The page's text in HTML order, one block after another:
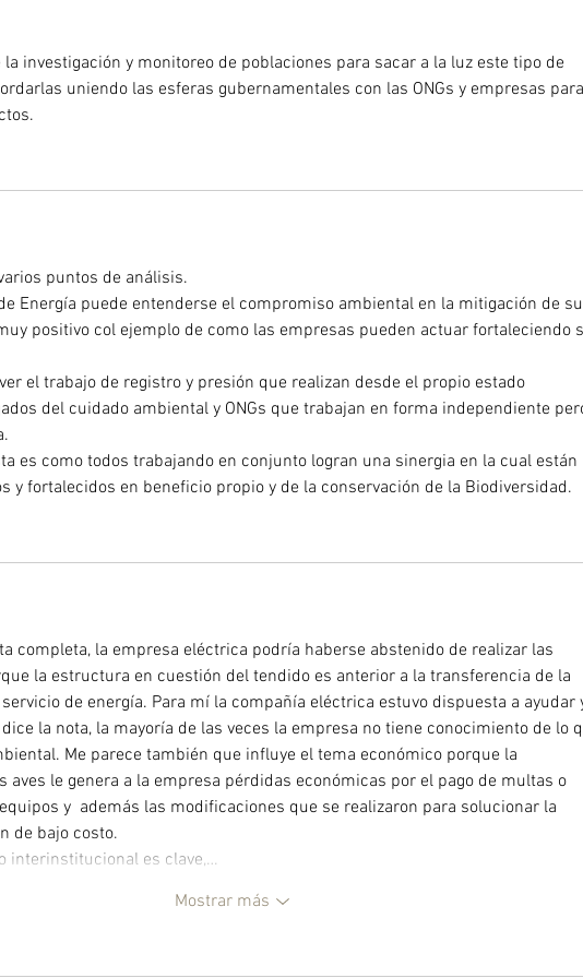
investigación y monitoreo de poblaciones para sacar a la luz este tipo de
uniendo las esferas gubernamentales con las ONGs y empresas para
puntos de análisis.
Energía puede entenderse el compromiso ambiental en la mitigación de
positivo col ejemplo de como las empresas pueden actuar fortaleciendo
el trabajo de registro y presión que realizan desde el propio estado
del cuidado ambiental y ONGs que trabajan en forma independiente
es como todos trabajando en conjunto logran una sinergia en la cual están
y fortalecidos en beneficio propio y de la conservación de la Biodiversidad.
completa, la empresa eléctrica podría haberse abstenido de realizar las
la estructura en cuestión del tendido es anterior a la transferencia de la
de energía. Para mí la compañía eléctrica estuvo dispuesta a ayudar
la nota, la mayoría de las veces la empresa no tiene conocimiento de lo
Me parece también que influye el tema económico porque la
aves le genera a la empresa pérdidas económicas por el pago de multas o
y  además las modificaciones que se realizaron para solucionar la
de bajo costo.
interinstitucional es clave,…
Mostrar más